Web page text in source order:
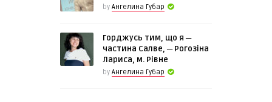
by Ангелина Губар
Горджусь тим, що я ─
частина Салве, ─ Рогозіна
Лариса, м. Рівне
by Ангелина Губар